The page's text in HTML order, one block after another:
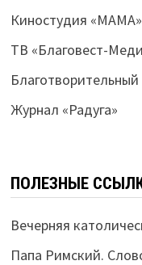
Киностудия «МАМА»
ТВ «Благовест-
Журнал «Радуга»
ПОЛЕЗНЫЕ
Вечерняя
Папа Римский.